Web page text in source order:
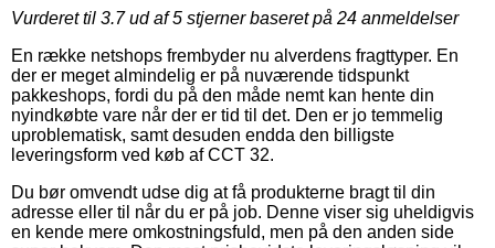
Vurderet til 3.7ud af 5 stjerner baseret på 24 anmeldelser
En række netshops frembyder nu alverdens fragttyper. En
der er meget almindelig er på nuværende tidspunkt
pakkeshops, fordi du på den måde nemt kan hente din
nyindkøbte vare når der er tid til det. Den er jo temmelig
uproblematisk, samt desuden endda den billigste
leveringsform ved køb af CCT 32.
Du bør omvendt udse dig at få produkterne bragt til din
adresse eller til når du er på job. Denne viser sig uheldigvis
en kende mere omkostningsfuld, men på den anden side